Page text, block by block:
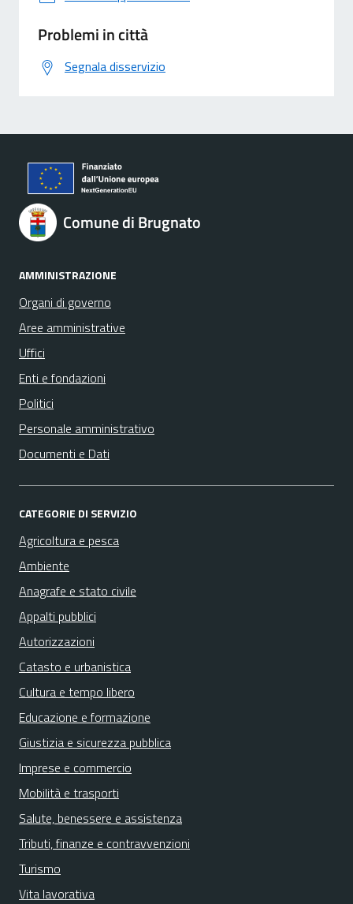
Problemi in città
Segnala disservizio
Comune di Brugnato
AMMINISTRAZIONE
Organi di governo
Aree amministrative
Uffici
Enti e fondazioni
Politici
Personale amministrativo
Documenti e Dati
CATEGORIE DI SERVIZIO
Agricoltura e pesca
Ambiente
Anagrafe e stato civile
Appalti pubblici
Autorizzazioni
Catasto e urbanistica
Cultura e tempo libero
Educazione e formazione
Giustizia e sicurezza pubblica
Imprese e commercio
Mobilità e trasporti
Salute, benessere e assistenza
Tributi, finanze e contravvenzioni
Turismo
Vita lavorativa